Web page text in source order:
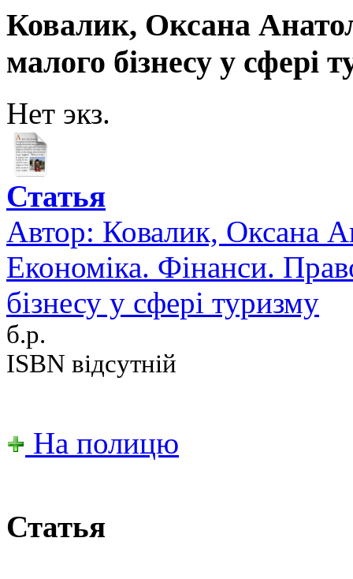
Ковалик, Оксана
малого бізнесу у сфері
Нет экз.
Статья
Автор: Ковалик, Оксана
Економіка. Фінанси.
бізнесу у сфері туризму
б.р.
ISBN відсутній
На полицю
Статья